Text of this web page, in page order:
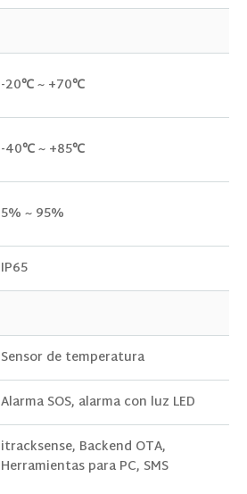
-20℃ ~ +70℃
-40℃ ~ +85℃
5% ~ 95%
IP65
Sensor de temperatura
Alarma SOS, alarma con luz LED
itracksense, Backend OTA,
Herramientas para PC, SMS